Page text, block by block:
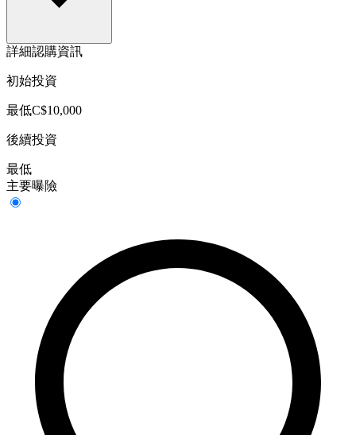
詳細認購資訊
初始投資
最低C$10,000
後續投資
最低
主要曝險